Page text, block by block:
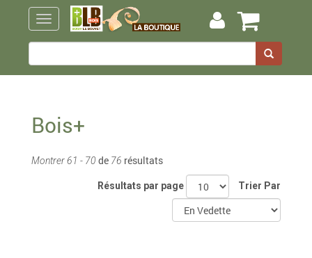
Bois+
Montrer 61 - 70 de 76 résultats
Résultats par page Trier Par